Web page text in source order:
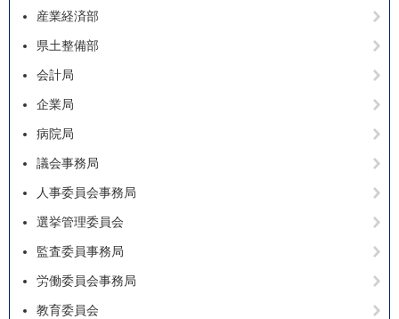
産業経済部
県土整備部
会計局
企業局
病院局
議会事務局
人事委員会事務局
選挙管理委員会
監査委員事務局
労働委員会事務局
教育委員会